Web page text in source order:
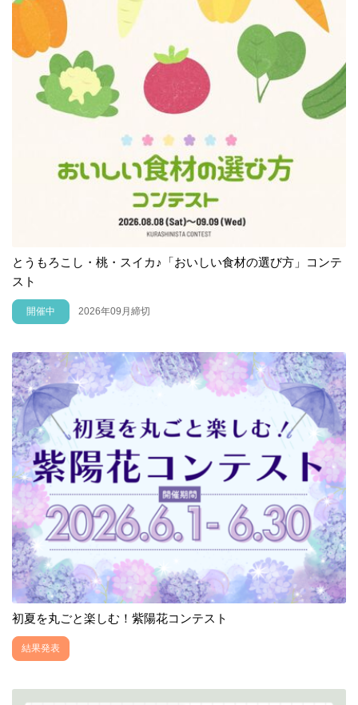
とうもろこし・桃・スイカ♪「おいしい食材の選び方」コンテ
スト
開催中 2026年09月締切
初夏を丸ごと楽しむ！紫陽花コンテスト
結果発表